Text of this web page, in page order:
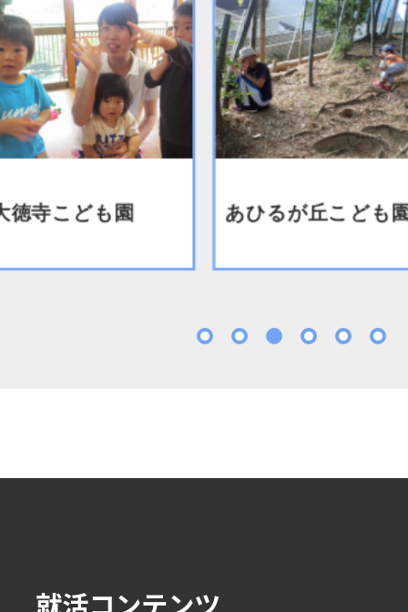
こども園 あひるが丘こども園
就活コンテンツ